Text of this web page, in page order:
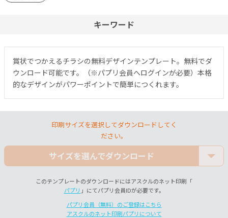
キーワード
賞状でつかえるチラシの無料デザインテンプレート。無料でダ
ウンロード可能です。（※パプリ会員へログインが必要）本格
的なデザインがパワーポイントで簡単につくれます。
印刷サイズを選択してダウンロードしてく
ださい。
サイズを選んでダウンロード
このテンプレートのダウンロードにはアスクルのネット印刷「
パプリ 」にてパプリ会員IDが必要です。
パプリ会員（無料）のご登録はこちら
アスクルのネット印刷パプリについて